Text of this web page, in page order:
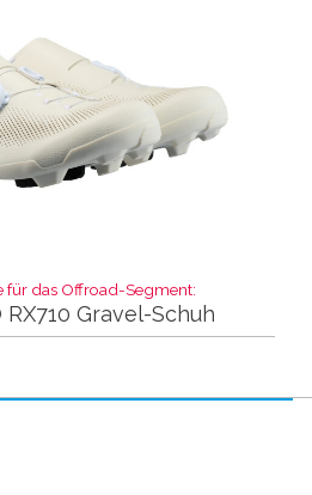
für das Offroad-Segment:
Gravel-Schuh